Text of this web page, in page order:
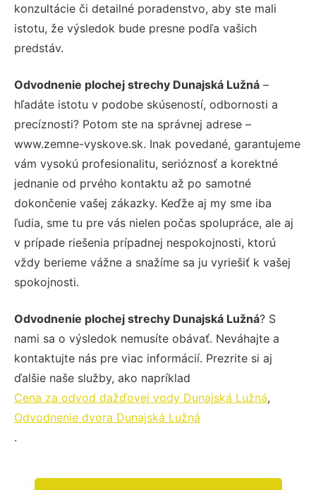
konzultácie či detailné poradenstvo, aby ste mali
istotu, že výsledok bude presne podľa vašich
predstáv.
Odvodnenie plochej strechy Dunajská Lužná –
hľadáte istotu v podobe skúseností, odbornosti a
precíznosti? Potom ste na správnej adrese –
www.zemne-vyskove.sk. Inak povedané, garantujeme
vám vysokú profesionalitu, serióznosť a korektné
jednanie od prvého kontaktu až po samotné
dokončenie vašej zákazky. Keďže aj my sme iba
ľudia, sme tu pre vás nielen počas spolupráce, ale aj
v prípade riešenia prípadnej nespokojnosti, ktorú
vždy berieme vážne a snažíme sa ju vyriešiť k vašej
spokojnosti.
Odvodnenie plochej strechy Dunajská Lužná? S
nami sa o výsledok nemusíte obávať. Neváhajte a
kontaktujte nás pre viac informácií. Prezrite si aj
ďalšie naše služby, ako napríklad
Cena za odvod dažďovej vody Dunajská Lužná,
Odvodnenie dvora Dunajská Lužná
.